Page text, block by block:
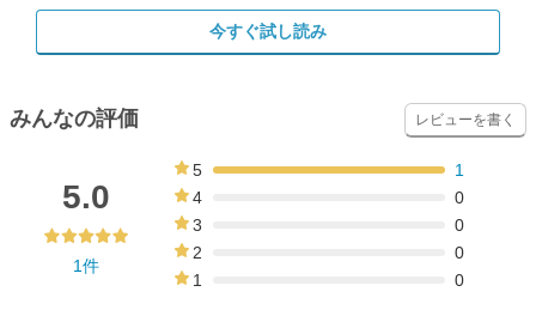
今すぐ試し読み
みんなの評価 レビューを書く
5.0
1件
5
1
4
0
3
0
2
0
1
0